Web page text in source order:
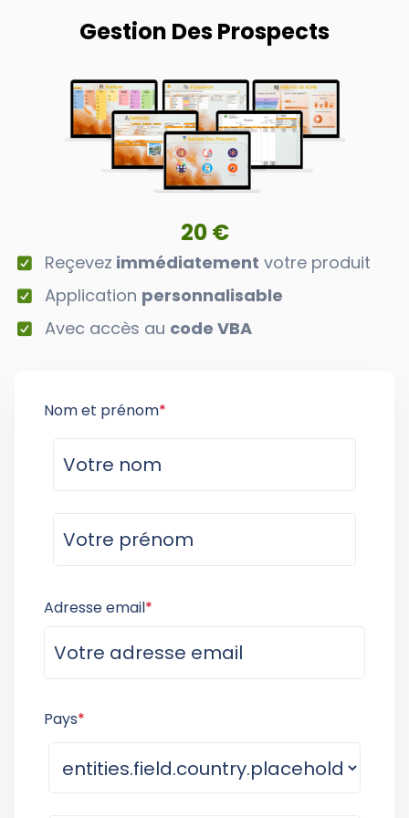
Gestion Des Prospects
20 €
Reçevez immédiatement votre produit
Application personnalisable
Avec accès au code VBA
Nom et prénom*
Adresse email*
Pays*